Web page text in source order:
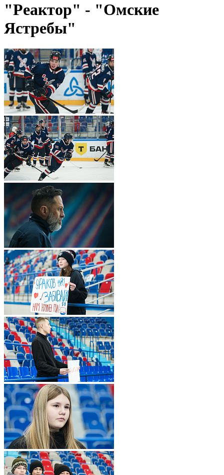
"Реактор" - "Омские
Ястребы"